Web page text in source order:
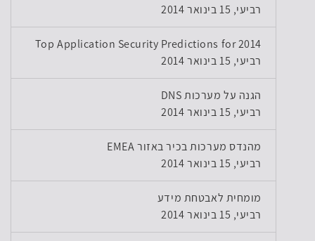
רביעי, 15 בינואר 2014
Top Application Security Predictions for 2014
רביעי, 15 בינואר 2014
הגנה על מערכות DNS
רביעי, 15 בינואר 2014
מהנדס מערכות בכיר באזור EMEA
רביעי, 15 בינואר 2014
מומחית לאבטחת מידע
רביעי, 15 בינואר 2014